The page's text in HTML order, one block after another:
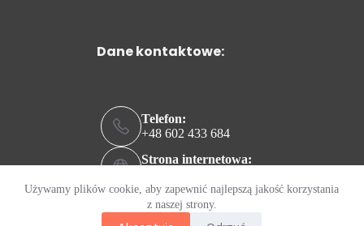
Używamy plików cookie, aby zapewnić najlepszą jakość korzystania
z naszej strony.
Dane kontaktowe:
Telefon:
+48 602 433 684
Strona internetowa:
Adres e-mail:
kontakt@ziew.online